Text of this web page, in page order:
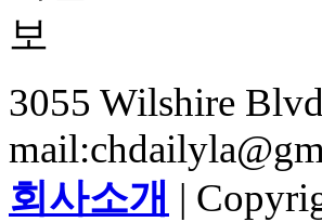
3055 Wilshire
회사소개 |